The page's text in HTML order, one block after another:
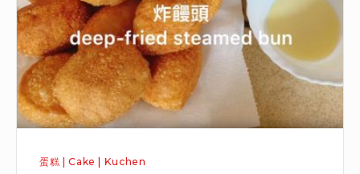
蛋糕 | Cake | Kuchen